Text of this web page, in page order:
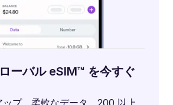
ーバル eSIM™ を今すぐ
プ、柔軟なデータ、200 以上